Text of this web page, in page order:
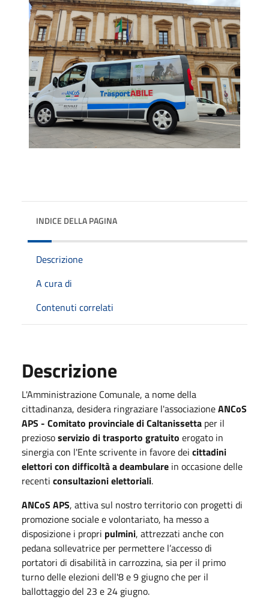
INDICE DELLA PAGINA
Descrizione
A cura di
Contenuti correlati
Descrizione
L'Amministrazione Comunale, a nome della
cittadinanza, desidera ringraziare l'associazioneANCoS
APS - Comitato provinciale di Caltanissetta per il
preziososervizio di trasporto gratuito erogato in
sinergia con l'Ente scrivente in favore dei cittadini
elettori con difficoltà a deambulare in occasione delle
recenti consultazioni elettoriali.
ANCoS APS, attiva sul nostro territorio con progetti di
promozione sociale e volontariato, ha messo a
disposizione i propri pulmini, attrezzati anche con
pedana sollevatrice per permettere l’accesso di
portatori di disabilità in carrozzina, sia per il primo
turno delle elezioni dell'8 e 9 giugno che per il
ballottaggio del 23 e 24 giugno.